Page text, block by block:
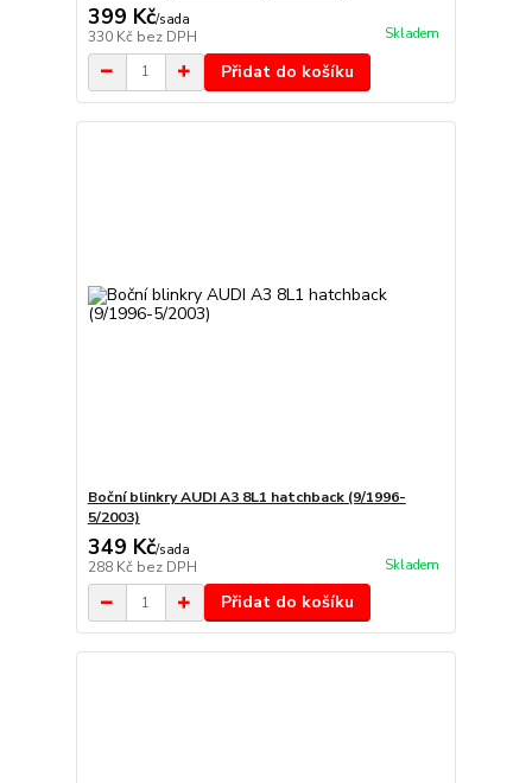
399 Kč/sada
330 Kč bez DPH Skladem
Přidat do košíku
Boční blinkry AUDI A3 8L1 hatchback (9/1996-
5/2003)
349 Kč/sada
288 Kč bez DPH Skladem
Přidat do košíku